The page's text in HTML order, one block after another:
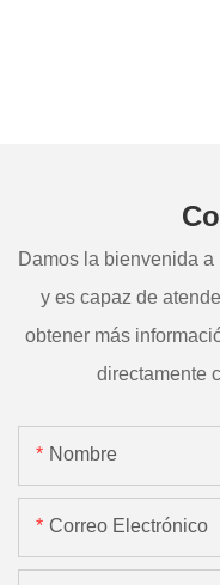
Damos la bienvenida
y es capaz de
obtener más
directamente
Nombre
Correo Electrónico